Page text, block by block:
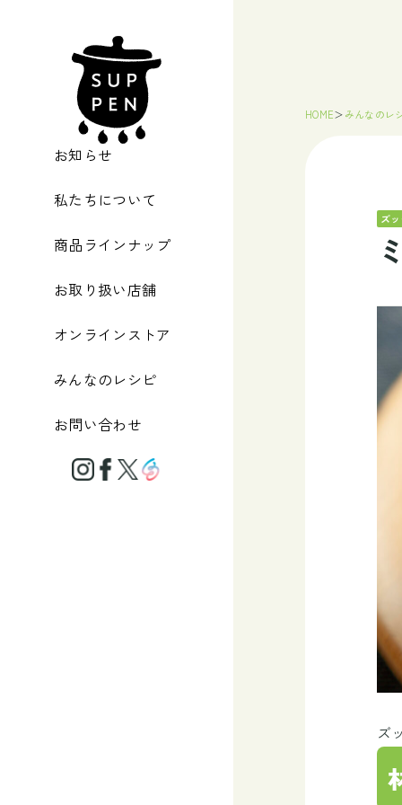
お知らせ
私たちについて
商品ラインナップ
お取り扱い店舗
オンラインストア
みんなのレシピ
お問い合わせ
HOME＞みんなのレ
ズ
ズ